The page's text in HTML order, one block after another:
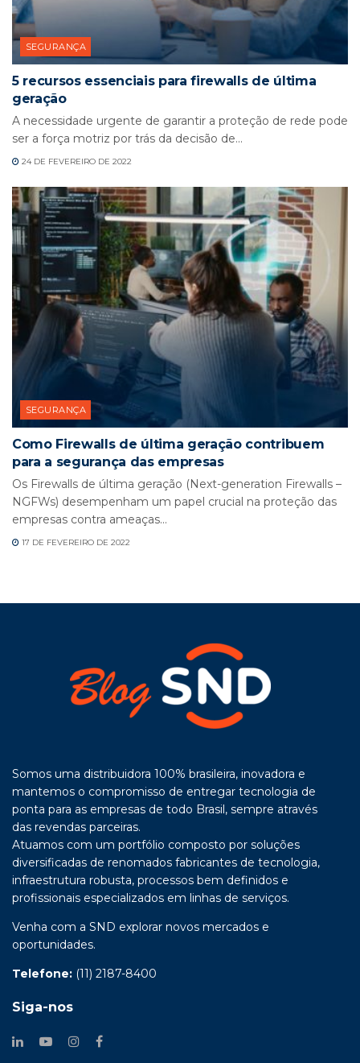
SEGURANÇA
5 recursos essenciais para firewalls de última
geração
A necessidade urgente de garantir a proteção de rede pode
ser a força motriz por trás da decisão de...
24 DE FEVEREIRO DE 2022
SEGURANÇA
Como Firewalls de última geração contribuem
para a segurança das empresas
Os Firewalls de última geração (Next-generation Firewalls –
NGFWs) desempenham um papel crucial na proteção das
empresas contra ameaças...
17 DE FEVEREIRO DE 2022
Somos uma distribuidora 100% brasileira, inovadora e
mantemos o compromisso de entregar tecnologia de
ponta para as empresas de todo Brasil, sempre através
das revendas parceiras.
Atuamos com um portfólio composto por soluções
diversificadas de renomados fabricantes de tecnologia,
infraestrutura robusta, processos bem definidos e
profissionais especializados em linhas de serviços.
Venha com a SND explorar novos mercados e
oportunidades.
Telefone: (11) 2187-8400
Siga-nos